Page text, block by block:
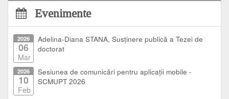
Evenimente
2026
06
Mar
Adelina-Diana STANA, Susținere publică a Tezei de
doctorat
2026
10
Feb
Sesiunea de comunicări pentru aplicații mobile -
SCMUPT 2026